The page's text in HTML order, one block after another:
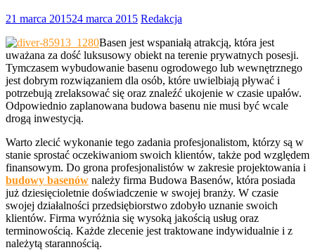
21 marca 201524 marca 2015 Redakcja
Basen jest wspaniałą atrakcją, która jest
uważana za dość luksusowy obiekt na terenie prywatnych posesji.
Tymczasem wybudowanie basenu ogrodowego lub wewnętrznego
jest dobrym rozwiązaniem dla osób, które uwielbiają pływać i
potrzebują zrelaksować się oraz znaleźć ukojenie w czasie upałów.
Odpowiednio zaplanowana budowa basenu nie musi być wcale
drogą inwestycją.
Warto zlecić wykonanie tego zadania profesjonalistom, którzy są w
stanie sprostać oczekiwaniom swoich klientów, także pod względem
finansowym. Do grona profesjonalistów w zakresie projektowania i
budowy basenów należy firma Budowa Basenów, która posiada
już dziesięcioletnie doświadczenie w swojej branży. W czasie
swojej działalności przedsiębiorstwo zdobyło uznanie swoich
klientów. Firma wyróżnia się wysoką jakością usług oraz
terminowością. Każde zlecenie jest traktowane indywidualnie i z
należytą starannością.